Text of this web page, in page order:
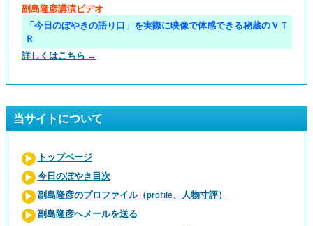
副島隆彦講演ビデオ
「今日のぼやきの語り口」を実際に映像で体感できる秘蔵のＶＴ
Ｒ
詳しくはこちら →
当サイトについて
トップページ
今日のぼやき目次
副島隆彦のプロファイル（profile、人物寸評）
副島隆彦へメールを送る